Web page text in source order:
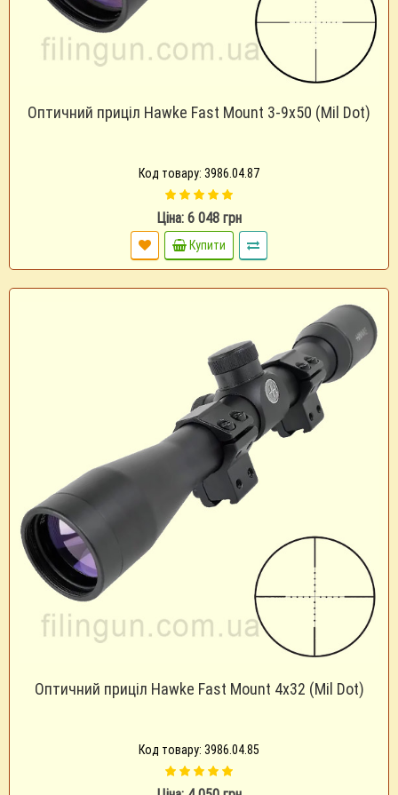
Оптичний приціл Hawke Fast Mount 3-9x50 (Mil Dot)
Код товару: 3986.04.87
Ціна: 6 048 грн
Купити
Оптичний приціл Hawke Fast Mount 4x32 (Mil Dot)
Код товару: 3986.04.85